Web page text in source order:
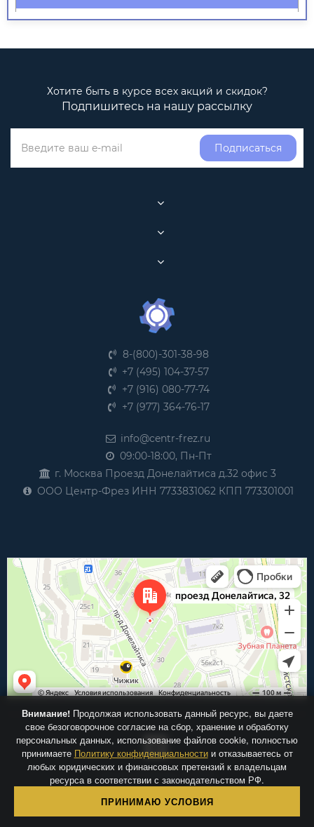
Хотите быть в курсе всех акций и скидок?
Подпишитесь на нашу рассылку
Подписаться
8-(800)-301-38-98
+7 (495) 104-37-57
+7 (916) 080-77-74
+7 (977) 364-76-17
info@centr-frez.ru
09:00-18:00, Пн-Пт
г. Москва Проезд Донелайтиса д.32 офис 3
ООО Центр-Фрез ИНН 7733831062 КПП 773301001
Центр-Фрез.ру © 2026
Внимание!Продолжая использовать данный ресурс, вы даете
свое безоговорочное согласие на сбор, хранение и обработку
персональных данных, использование файлов cookie, полностью
принимаете Политику конфиденциальностии отказываетесь от
любых юридических и финансовых претензий к владельцам
ресурса в соответствии с законодательством РФ.
ПРИНИМАЮ УСЛОВИЯ